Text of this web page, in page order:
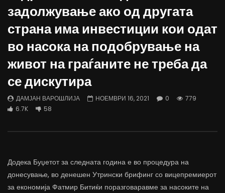
ЈУНИ 30, 2022
ЈУНИ 30, 2022
задолжување ако од другата
страна има инвестиции кои одат
во насока на подобрување на
живот на граѓаните не треба да
се дискутира
ДАМЈАН ВАРОШЛИЈА НОЕМВРИ 16, 2021 0
779
6.7K
58
Додека Буџетот за следната година е во процедура на
донесување, во денешен Утрински брифинг со вицепремиерот
за економија Фатмир Битиќи поразговаравме за насоките на